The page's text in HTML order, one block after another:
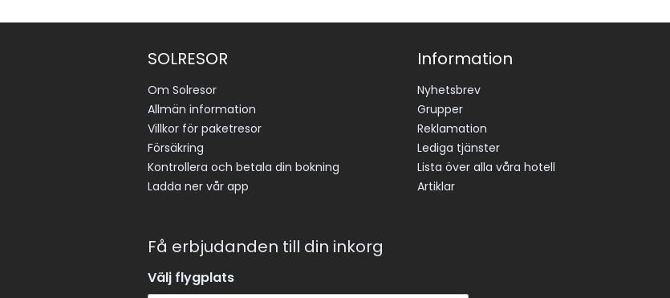
SOLRESOR
Om Solresor
Allmän information
Villkor för paketresor
Försäkring
Kontrollera och betala din bokning
Ladda ner vår app
Information
Nyhetsbrev
Grupper
Reklamation
Lediga tjänster
Lista över alla våra hotell
Artiklar
Få erbjudanden till din inkorg
Välj flygplats